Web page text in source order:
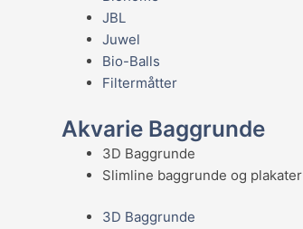
JBL
Juwel
Bio-Balls
Filtermåtter
Akvarie Baggrunde
3D Baggrunde
Slimline baggrunde og plakater
3D Baggrunde